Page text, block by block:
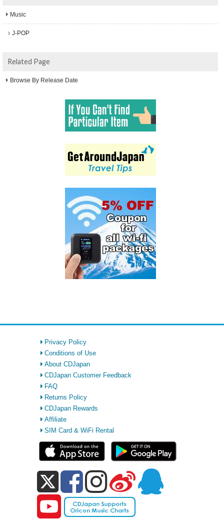
Music
J-POP
Related Page
Browse By Release Date
Privacy Policy
Conditions of Use
About CDJapan
CDJapan Customer Feedback
FAQ
Returns Policy
CDJapan Rewards
Affiliate
SIM Card & WiFi Rental